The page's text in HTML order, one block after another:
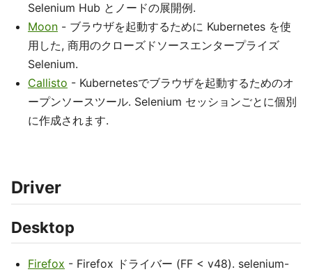
Selenium Hub とノードの展開例.
Moon - ブラウザを起動するために Kubernetes を使
用した, 商用のクローズドソースエンタープライズ
Selenium.
Callisto - Kubernetesでブラウザを起動するためのオ
ープンソースツール. Selenium セッションごとに個別
に作成されます.
Driver
Desktop
Firefox - Firefox ドライバー (FF < v48). selenium-